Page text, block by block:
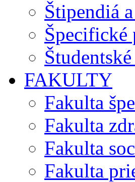
Štipendiá
Špecifické
FAKULTY
Fakulta
Fakulta
Fakulta
Fakulta